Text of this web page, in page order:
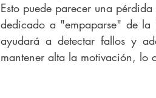
Esto puede parecer una
dedicado a "empaparse" de
ayudará a detectar fallos y
mantener alta la motivación, lo